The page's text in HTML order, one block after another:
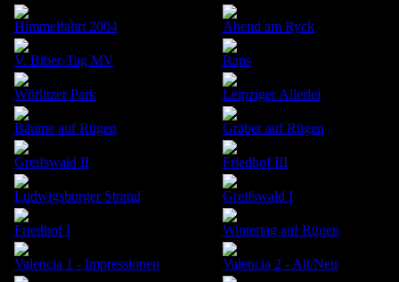
Himmelfahrt 2004 Abend am Ryck
V. Biber-Tag MV Raps
Wörlitzer Park Leipziger Allerlei
Bäume auf Rügen Gräber auf Rügen
Greifswald II Friedhof III
Ludwigsburger Strand Greifswald I
Friedhof I Wintertag auf Rügen
Valencia 1 - Impressionen Valencia 2 - Alt/Neu